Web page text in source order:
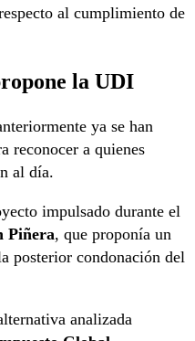
al cumplimiento de
la UDI
ya se han
reconocer a quienes
al día.
impulsado durante el
Piñera, que proponía un
posterior condonación del
analizada